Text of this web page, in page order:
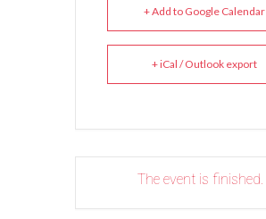
+ Add to Google Calendar
+ iCal / Outlook export
The event is finished.